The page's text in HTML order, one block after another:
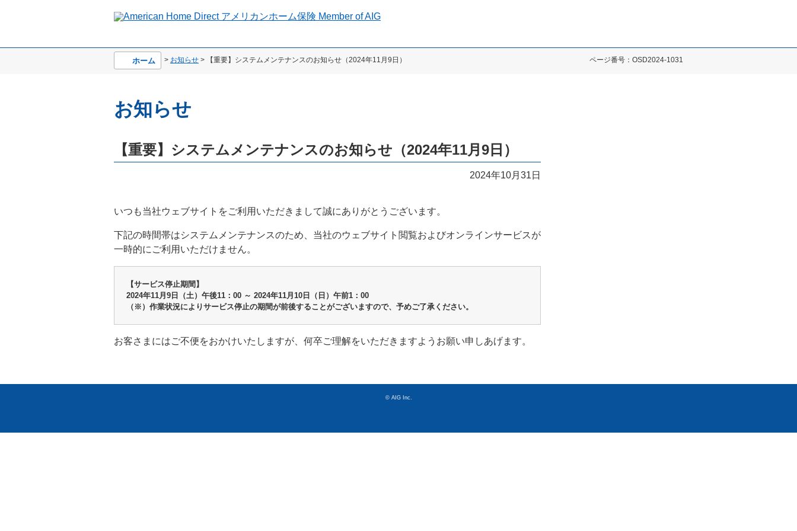
ホーム > お知らせ > 【重要】システムメンテナンスのお知らせ（2024年11月9日） ページ番号：OSD2024-1031
お知らせ
【重要】システムメンテナンスのお知らせ（2024年11月9日）
2024年10月31日
いつも当社ウェブサイトをご利用いただきまして誠にありがとうございます。
下記の時間帯はシステムメンテナンスのため、当社のウェブサイト閲覧およびオンラインサービスが
一時的にご利用いただけません。
【サービス停止期間】
2024年11月9日（土）午後11：00 ～ 2024年11月10日（日）午前1：00
（※）作業状況によりサービス停止の期間が前後することがございますので、予めご了承ください。
お客さまにはご不便をおかけいたしますが、何卒ご理解をいただきますようお願い申しあげます。
© AIG Inc.